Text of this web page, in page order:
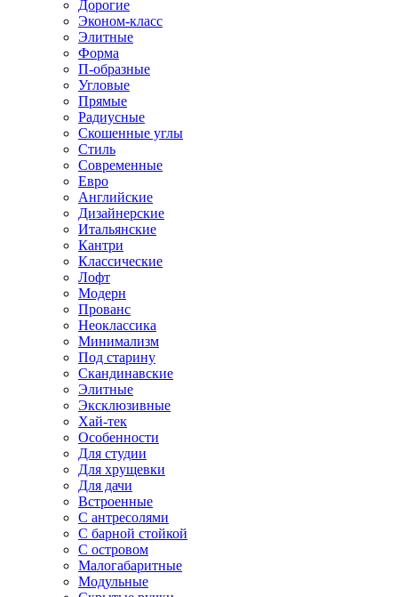
Дорогие
Эконом-класс
Элитные
Форма
П-образные
Угловые
Прямые
Радиусные
Скошенные углы
Стиль
Современные
Евро
Английские
Дизайнерские
Итальянские
Кантри
Классические
Лофт
Модерн
Прованс
Неоклассика
Минимализм
Под старину
Скандинавские
Элитные
Эксклюзивные
Хай-тек
Особенности
Для студии
Для хрущевки
Для дачи
Встроенные
С антресолями
С барной стойкой
С островом
Малогабаритные
Модульные